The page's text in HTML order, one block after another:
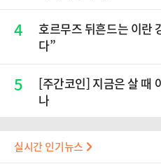
4
호르무즈 뒤흔드는 이란
다”
5
[주간코인] 지금은 살 때
나
실시간 인기뉴스